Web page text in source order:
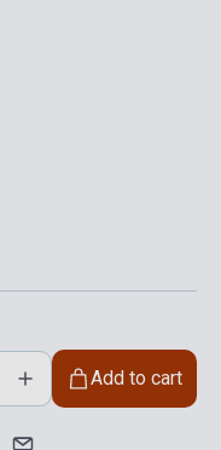
Add to cart